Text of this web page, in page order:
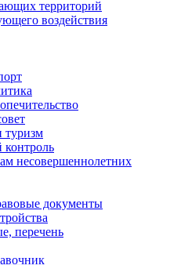
территорий
воздействия
туризм
несовершеннолетних
документы
перечень